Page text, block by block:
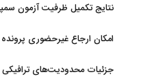
نتایج تکمیل ظرفیت آزمون سمپاد ۱۴۰۵
امکان ارجاع غیرحضوری
جزئیات محدودیت‌های ترافیکی